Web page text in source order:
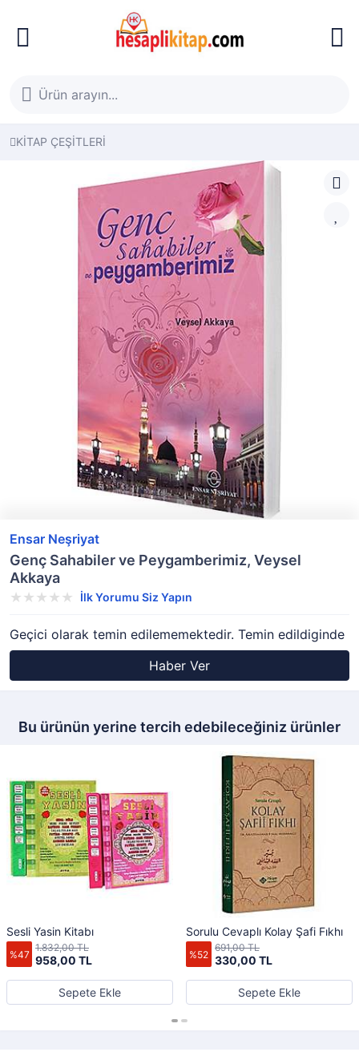
KİTAP ÇEŞİTLERİ
Ensar Neşriyat
Genç Sahabiler ve Peygamberimiz, Veysel
Akkaya
İlk Yorumu Siz Yapın
Geçici olarak temin edilememektedir. Temin edildiginde
Haber Ver
Bu ürünün yerine tercih edebileceğiniz ürünler
Sesli Yasin Kitabı
%47 958,00 TL
1.832,00 TL
Sepete Ekle
Sorulu Cevaplı Kolay Şafi Fıkhı
%52 330,00 TL
691,00 TL
Sepete Ekle